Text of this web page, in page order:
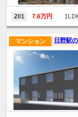
201 7.6万円
日野駅
マンション